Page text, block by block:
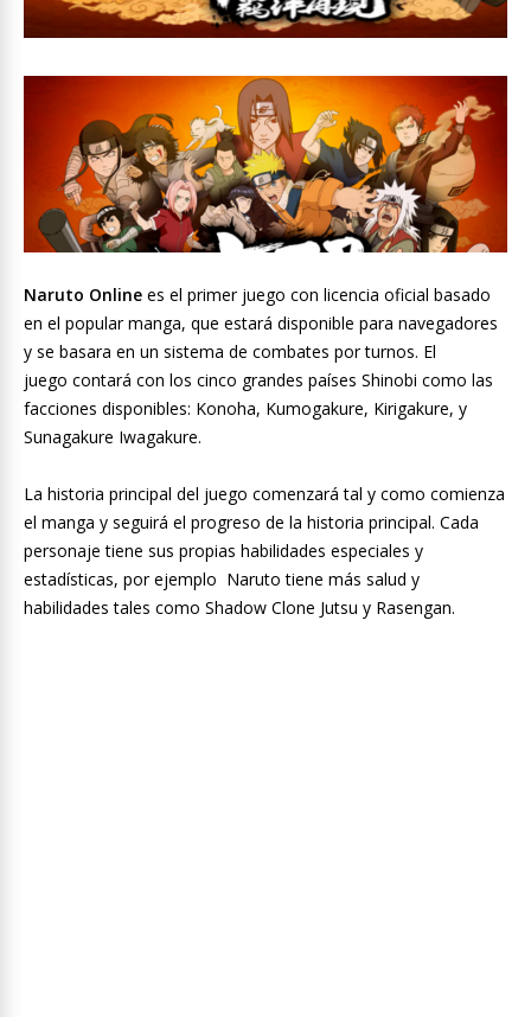
Naruto Online es el primer juego con licencia oficial basado
en el popular manga, que estará disponible para navegadores
y se basara en un sistema de combates por turnos. El
juego contará con los cinco grandes países Shinobi como las
facciones disponibles: Konoha, Kumogakure, Kirigakure, y
Sunagakure Iwagakure.
La historia principal del juego comenzará tal y como comienza
el manga y seguirá el progreso de la historia principal. Cada
personaje tiene sus propias habilidades especiales y
estadísticas, por ejemplo Naruto tiene más salud y
habilidades tales como Shadow Clone Jutsu y Rasengan.